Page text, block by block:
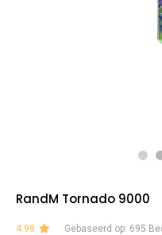
RandM Tornado 9000
4.98 Gebaseerd op: 695